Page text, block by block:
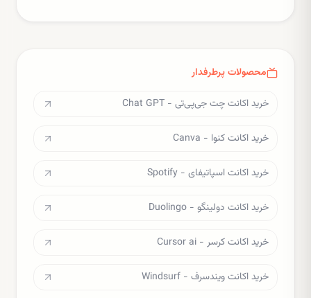
محصولات پرطرفدار
خرید اکانت چت جی‌پی‌تی - Chat GPT
خرید اکانت کنوا - Canva
خرید اکانت اسپاتیفای - Spotify
خرید اکانت دولینگو - Duolingo
خرید اکانت کرسر - Cursor ai
خرید اکانت ویندسرف - Windsurf